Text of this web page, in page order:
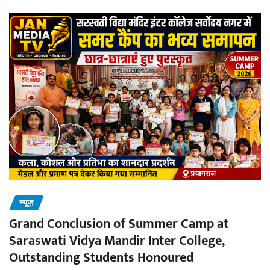
न्यूज़
Grand Conclusion of Summer Camp at
Saraswati Vidya Mandir Inter College,
Outstanding Students Honoured